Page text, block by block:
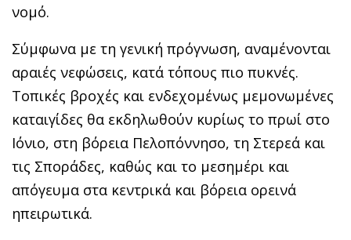
νομό.
Σύμφωνα με τη γενική πρόγνωση, αναμένονται
αραιές νεφώσεις, κατά τόπους πιο πυκνές.
Τοπικές βροχές και ενδεχομένως μεμονωμένες
καταιγίδες θα εκδηλωθούν κυρίως το πρωί στο
Ιόνιο, στη βόρεια Πελοπόννησο, τη Στερεά και
τις Σποράδες, καθώς και το μεσημέρι και
απόγευμα στα κεντρικά και βόρεια ορεινά
ηπειρωτικά.